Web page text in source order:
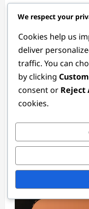
Belønninger,
We respect your
Cookies help us
deliver
traffic. You can
by clicking
consent or Reject
cookies.